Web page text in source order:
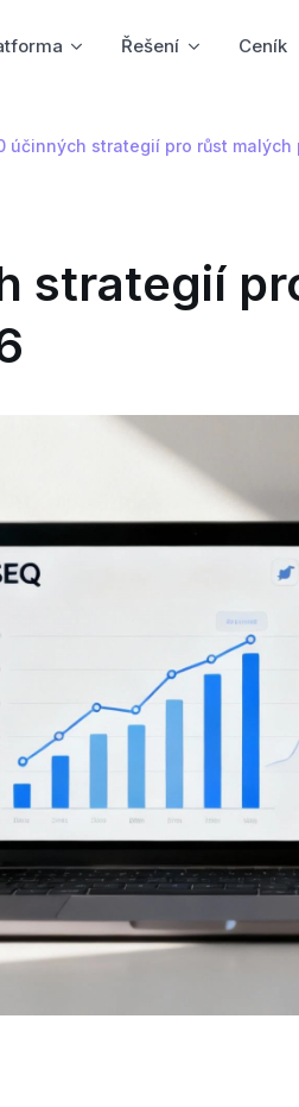
Řešení Ceník
účinných strategií pro růst
strategií